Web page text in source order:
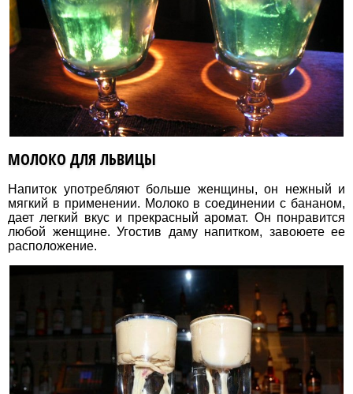
МОЛОКО ДЛЯ ЛЬВИЦЫ
Напиток употребляют больше женщины, он нежный и
мягкий в применении. Молоко в соединении с бананом,
дает легкий вкус и прекрасный аромат. Он понравится
любой женщине. Угостив даму напитком, завоюете ее
расположение.